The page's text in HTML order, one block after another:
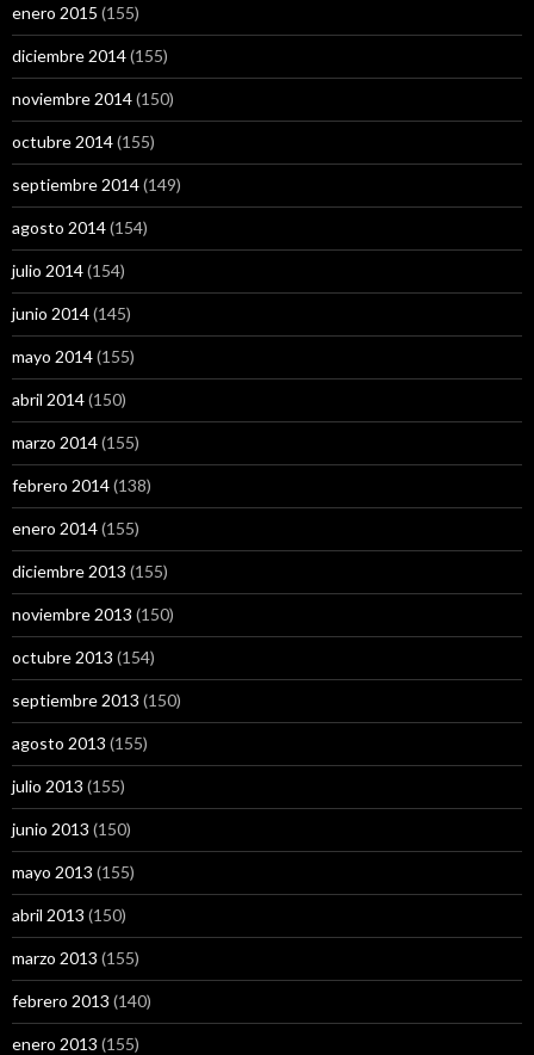
enero 2015 (155)
diciembre 2014(155)
noviembre 2014(150)
octubre 2014(155)
septiembre 2014(149)
agosto 2014(154)
julio 2014(154)
junio 2014(145)
mayo 2014(155)
abril 2014(150)
marzo 2014(155)
febrero 2014(138)
enero 2014(155)
diciembre 2013 (155)
noviembre 2013 (150)
octubre 2013 (154)
septiembre 2013 (150)
agosto 2013 (155)
julio 2013 (155)
junio 2013 (150)
mayo 2013 (155)
abril 2013 (150)
marzo 2013 (155)
febrero 2013 (140)
enero 2013 (155)